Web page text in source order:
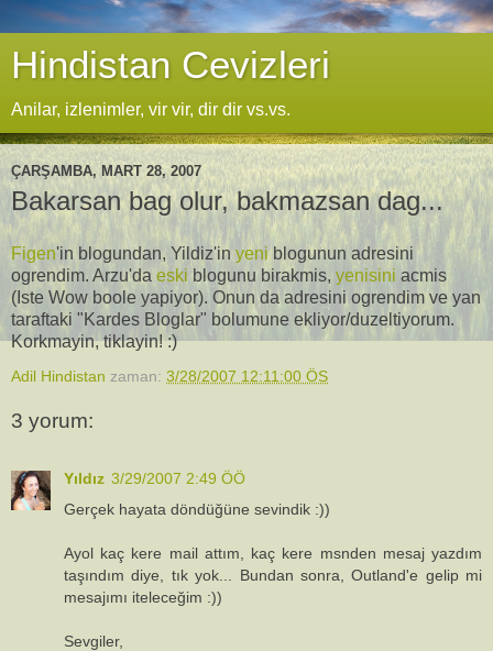
Hindistan Cevizleri
Anilar, izlenimler, vir vir, dir dir vs.vs.
ÇARŞAMBA, MART 28, 2007
Bakarsan bag olur, bakmazsan dag...
Figen'in blogundan, Yildiz'inyeni blogunun adresini
ogrendim. Arzu'da eski blogunu birakmis, yenisini acmis
(Iste Wow boole yapiyor). Onun da adresini ogrendim ve yan
taraftaki "Kardes Bloglar" bolumune ekliyor/duzeltiyorum.
Korkmayin, tiklayin! :)
Adil Hindistan zaman: 3/28/2007 12:11:00 ÖS
3 yorum:
Yıldız 3/29/2007 2:49 ÖÖ
Gerçek hayata döndüğüne sevindik :))
Ayol kaç kere mail attım, kaç kere msnden mesaj yazdım
taşındım diye, tık yok... Bundan sonra, Outland'e gelip mi
mesajımı iteleceğim :))
Sevgiler,